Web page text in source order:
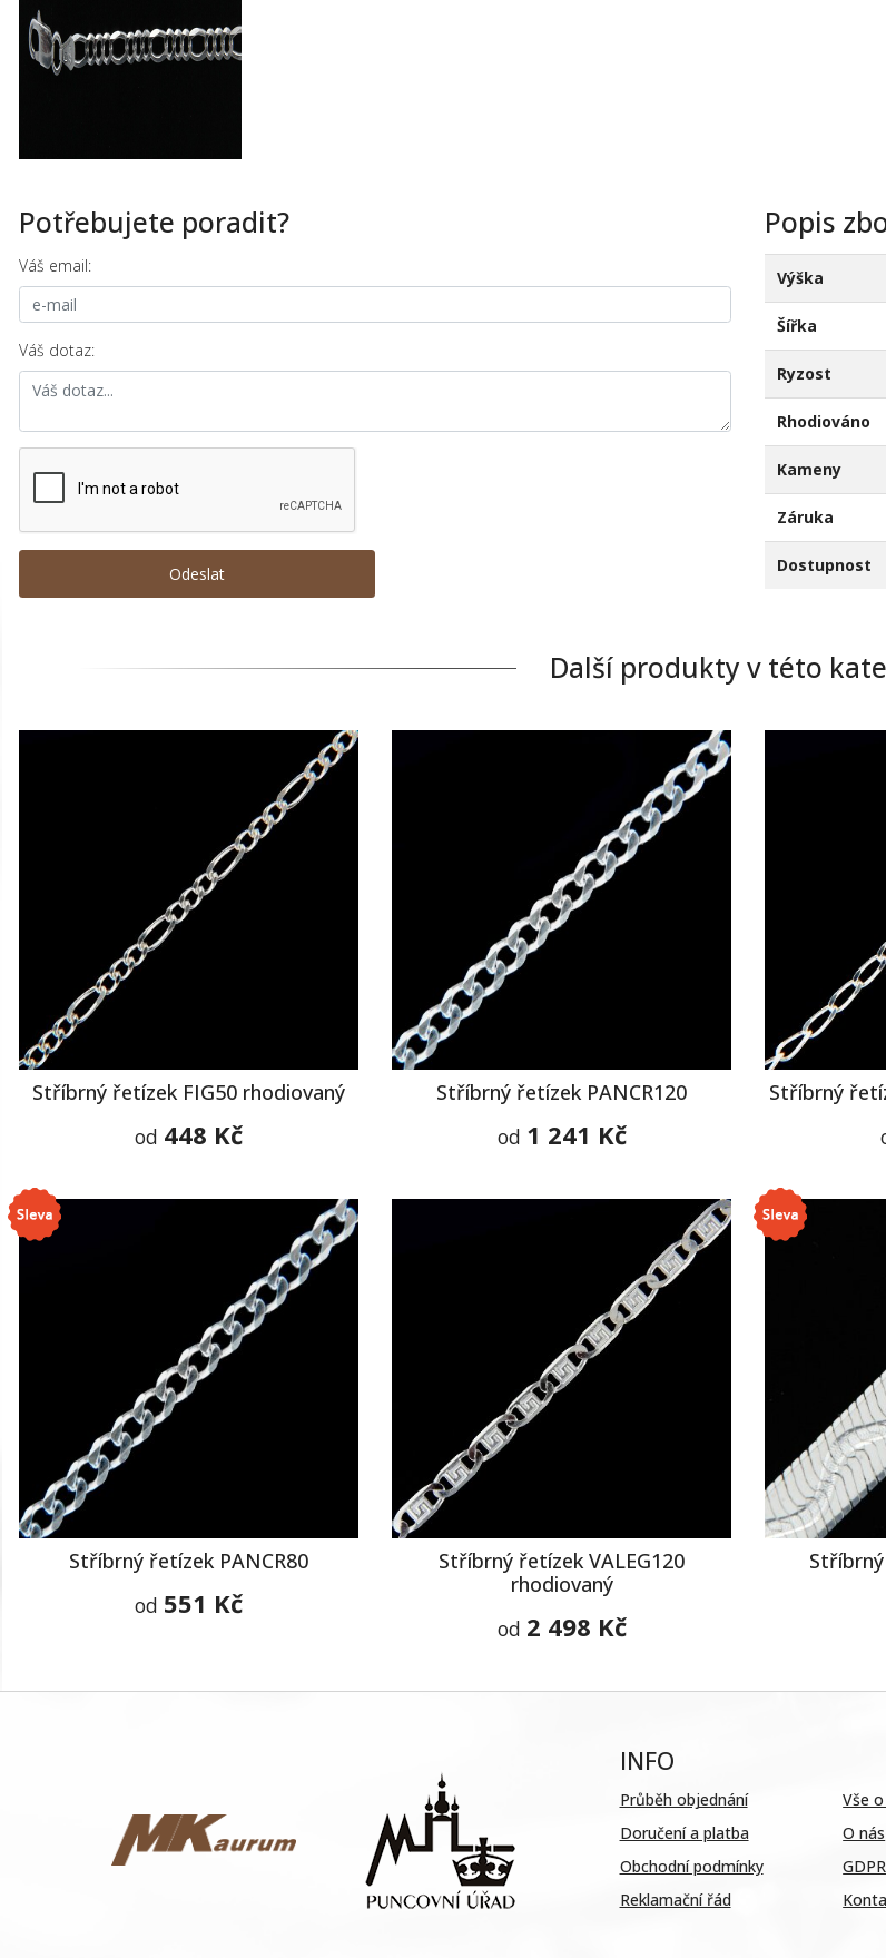
Popis
Výška
Šířka
Ryzost
Rhodiováno
Kameny
Záruka
Dostupnost
Potřebujete poradit?
Váš email:
Váš dotaz:
Další produkty v této
Stříbrný řetízek FIG50 rhodiovaný
od 448 Kč
Stříbrný řetízek PANCR120
od 1 241 Kč
Stříbrný
Stříbrný řetízek PANCR80
od 551 Kč
Stříbrný řetízek VALEG120
rhodiovaný
od 2 498 Kč
INFO
Průběh objednání
Doručení a platba
Obchodní podmínky
Reklamační řád
Vše
O nás
GDPR